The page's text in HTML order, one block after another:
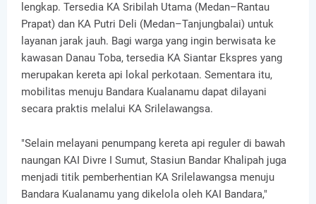
lengkap. Tersedia KA Sribilah Utama (Medan–Rantau
Prapat) dan KA Putri Deli (Medan–Tanjungbalai) untuk
layanan jarak jauh. Bagi warga yang ingin berwisata ke
kawasan Danau Toba, tersedia KA Siantar Ekspres yang
merupakan kereta api lokal perkotaan. Sementara itu,
mobilitas menuju Bandara Kualanamu dapat dilayani
secara praktis melalui KA Srilelawangsa.
"Selain melayani penumpang kereta api reguler di bawah
naungan KAI Divre I Sumut, Stasiun Bandar Khalipah juga
menjadi titik pemberhentian KA Srilelawangsa menuju
Bandara Kualanamu yang dikelola oleh KAI Bandara,"